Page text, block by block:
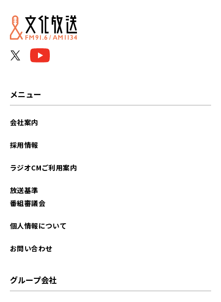
メニュー
会社案内
採用情報
ラジオCMご利用案内
放送基準
番組審議会
個人情報について
お問い合わせ
グループ会社